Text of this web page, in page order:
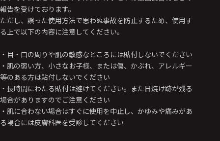
報告を受けております。
ただし、誤った使用方法で思わぬ事故を防止するため、使用す
る上で以下の内容に注意してください。
・目・口の周りや肌の敏感なところには貼付しないでください
・肌の弱い方、小さなお子様、または傷、かぶれ、アレルギー
等のある方は貼付しないでください
・長時間にわたる貼付は避けてください。また日焼け跡が残る
場合がありますのでご注意ください
・肌に合わない場合はすぐに使用を中止し、かゆみや痛みがあ
る場合には皮膚科医を受診してください